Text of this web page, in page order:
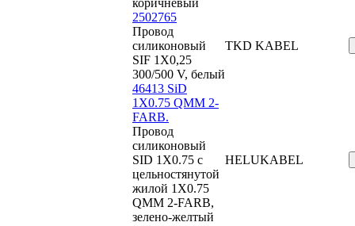
2502765
Провод
силиконовый
SIF 1X0,25
300/500 V, белый
TKD KABEL
46413 SiD
1X0.75 QMM 2-
FARB.
Провод
силиконовый
SID 1X0.75 с
цельностянутой
жилой 1X0.75
QMM 2-FARB,
зелено-желтый
HELUKABEL